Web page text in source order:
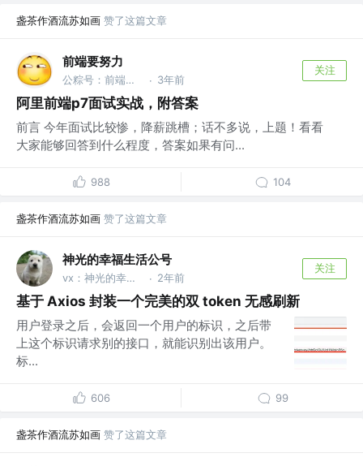
盏茶作酒流苏如画 赞了这篇文章
前端要努力
公粽号：前端要努力 · 3年前
关注
阿里前端p7面试实战，附答案
前言 今年面试比较惨，降薪跳槽；话不多说，上题！看看
大家能够回答到什么程度，答案如果有问...
988 104
盏茶作酒流苏如画 赞了这篇文章
神光的幸福生活公号
vx：神光的幸福生活 · 2年前
关注
基于 Axios 封装一个完美的双 token 无感刷新
用户登录之后，会返回一个用户的标识，之后带
上这个标识请求别的接口，就能识别出该用户。
标...
606 99
盏茶作酒流苏如画 赞了这篇文章